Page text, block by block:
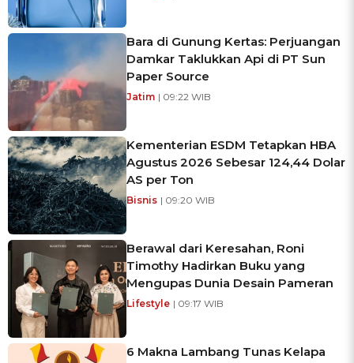
Bara di Gunung Kertas: Perjuangan
Damkar Taklukkan Api di PT Sun
Paper Source
Jatim | 09:22 WIB
Kementerian ESDM Tetapkan HBA
Agustus 2026 Sebesar 124,44 Dolar
AS per Ton
Bisnis | 09:20 WIB
Berawal dari Keresahan, Roni
Timothy Hadirkan Buku yang
Mengupas Dunia Desain Pameran
Lifestyle | 09:17 WIB
6 Makna Lambang Tunas Kelapa